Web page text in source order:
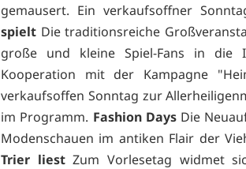
gemausert. Ein verkaufsoffner
spielt Die traditionsreiche
große und kleine Spiel-Fans in die
Kooperation mit der Kampagne
verkaufsoffen Sonntag zur
im Programm. Fashion DaysDie
Modenschauen im antiken Flair der
Trier liestZum Vorlesetag widmet